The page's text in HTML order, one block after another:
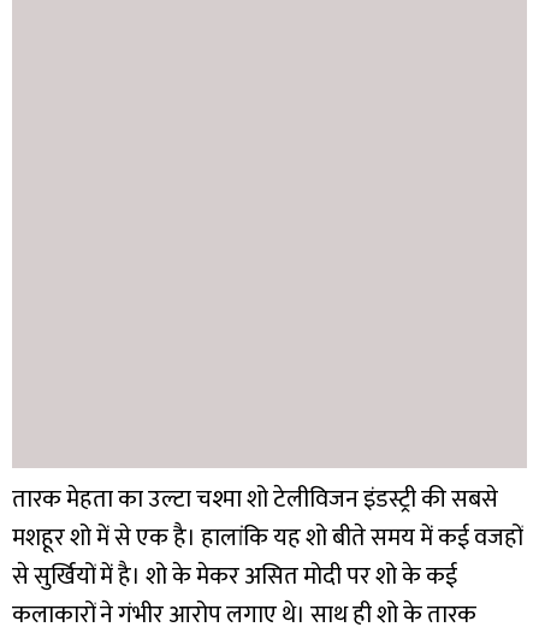
तारक मेहता का उल्टा चश्मा शो टेलीविजन इंडस्ट्री की सबसे
मशहूर शो में से एक है। हालांकि यह शो बीते समय में कई वजहों
से सुर्खियों में है। शो के मेकर असित मोदी पर शो के कई
कलाकारों ने गंभीर आरोप लगाए थे। साथ ही शो के तारक